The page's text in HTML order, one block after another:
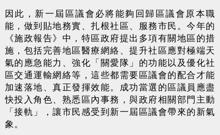
因此，新一屆區議會必將能夠回歸區議會原本職
能，做到貼地務實、扎根社區、服務市民。今年的
《施政報告》中，特區政府提出多項有關地區的措
施，包括完善地區醫療網絡、提升社區應對極端天
氣的應急能力、強化「關愛隊」的功能以及優化社
區交通運輸網絡等，這些都需要區議會的配合才能
加速落地、真正發揮效能。成功當選的區議員應盡
快投入角色、熟悉區內事務，與政府相關部門主動
「接軌」，讓市民感受到新一屆區議會帶來的新氣
象。